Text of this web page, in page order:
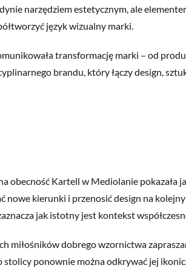
narzędziem estetycznym, ale
język wizualny marki.
transformację marki – od
brandu, który łączy design,
obecność Kartell w Mediolanie pokazała
nowe kierunki i przenosić design na kolejny
jak istotny jest kontekst
miłośników dobrego wzornictwa
stolicy ponownie można odkrywać jej